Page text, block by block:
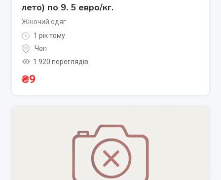
лето) по 9. 5 евро/кг.
Жіночий одяг
1 рік тому
Чоп
1 920 переглядів
₴9